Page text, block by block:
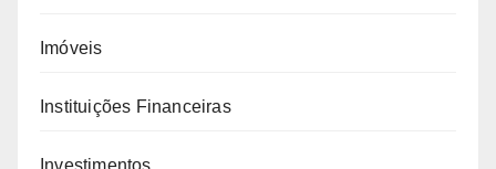
Imóveis
Instituições Financeiras
Investimentos